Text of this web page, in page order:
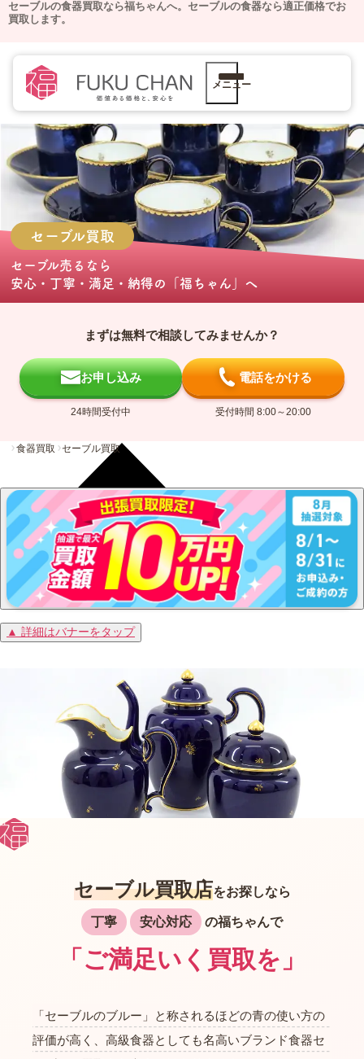
セーブルの食器買取なら福ちゃんへ。 セーブルの食器なら適正価格でお
買取します。
メニュー
セーブル買取
セーブル売る なら
安心・丁寧・満足・納得の
「福ちゃん」 へ
まずは無料で相談してみませんか？
お申し込み
24時間受付中
電話をかける
受付時間 8:00～20:00
食器買取 セーブル買取
▲ 詳細はバナーをタップ
セーブル買取店をお探しなら
丁寧 安心対応 の福ちゃんで
「ご満足いく買取を」
「セーブルのブルー」と称されるほどの青の使い方の
評価が高く、高級食器としても名高いブランド食器セ